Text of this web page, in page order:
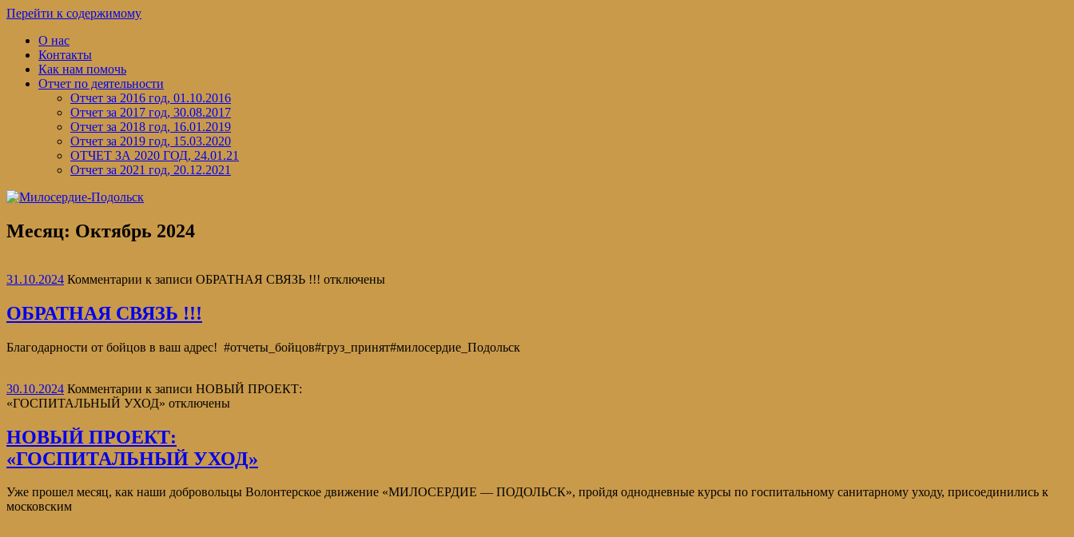
Перейти к содержимому
О нас
Контакты
Как нам помочь
Отчет по деятельности
Отчет за 2016 год, 01.10.2016
Отчет за 2017 год, 30.08.2017
Отчет за 2018 год, 16.01.2019
Отчет за 2019 год, 15.03.2020
ОТЧЕТ ЗА 2020 ГОД, 24.01.21
Отчет за 2021 год, 20.12.2021
Месяц: Октябрь 2024
31.10.2024 Комментарии к записи ОБРАТНАЯ СВЯЗЬ !!! отключены
ОБРАТНАЯ СВЯЗЬ !!!
Благодарности от бойцов в ваш адрес! #отчеты_бойцов#груз_принят#милосердие_Подольск
30.10.2024 Комментарии к записи НОВЫЙ ПРОЕКТ:️
«ГОСПИТАЛЬНЫЙ УХОД» отключены
НОВЫЙ ПРОЕКТ:️
«ГОСПИТАЛЬНЫЙ УХОД»
Уже прошел месяц, как наши добровольцы Волонтерское движение «МИЛОСЕРДИЕ — ПОДОЛЬСК», пройдя однодневные курсы по госпитальному санитарному уходу, присоединились к
московским